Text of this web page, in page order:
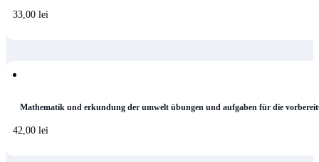
33,00 lei
Mathematik und erkundung der umwelt übungen und aufgaben für die
42,00 lei